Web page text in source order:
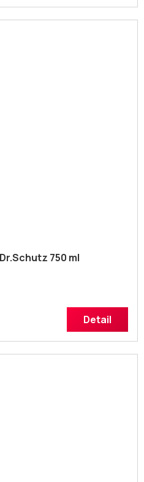
750 ml
Detail